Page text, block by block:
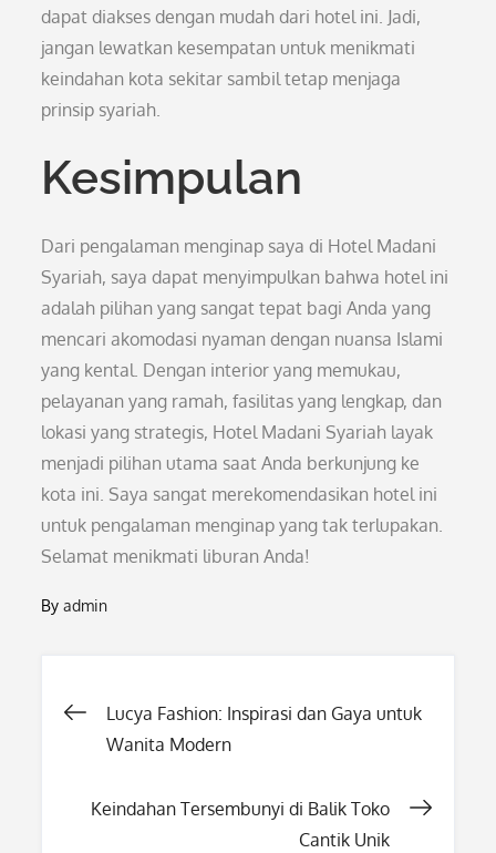
dapat diakses dengan mudah dari hotel ini. Jadi,
jangan lewatkan kesempatan untuk menikmati
keindahan kota sekitar sambil tetap menjaga
prinsip syariah.
Kesimpulan
Dari pengalaman menginap saya di Hotel Madani
Syariah, saya dapat menyimpulkan bahwa hotel ini
adalah pilihan yang sangat tepat bagi Anda yang
mencari akomodasi nyaman dengan nuansa Islami
yang kental. Dengan interior yang memukau,
pelayanan yang ramah, fasilitas yang lengkap, dan
lokasi yang strategis, Hotel Madani Syariah layak
menjadi pilihan utama saat Anda berkunjung ke
kota ini. Saya sangat merekomendasikan hotel ini
untuk pengalaman menginap yang tak terlupakan.
Selamat menikmati liburan Anda!
Byadmin
Post
Lucya Fashion: Inspirasi dan Gaya untuk
Wanita Modern
Keindahan Tersembunyi di Balik Toko
Cantik Unik